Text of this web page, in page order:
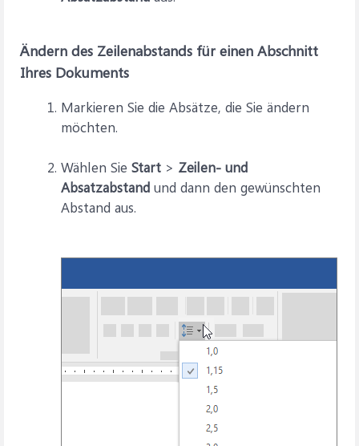
Ändern des Zeilenabstands für einen Abschnitt
Ihres Dokuments
Markieren Sie die Absätze, die Sie ändern
möchten.
Wählen Sie Start > Zeilen- und
Absatzabstand und dann den gewünschten
Abstand aus.